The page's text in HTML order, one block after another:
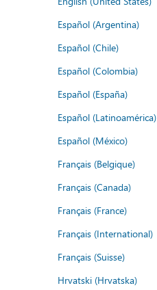
Español (Argentina)
Español (Chile)
Español (Colombia)
Español (España)
Español (Latinoamérica)
Español (México)
Français (Belgique)
Français (Canada)
Français (France)
Français (International)
Français (Suisse)
Hrvatski (Hrvatska)